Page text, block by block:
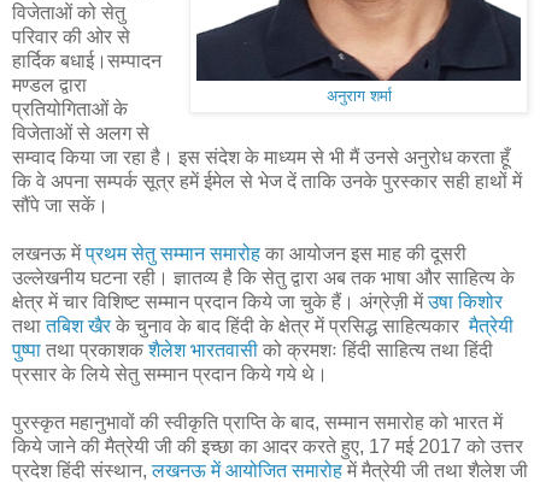
अनुराग शर्मा
विजेताओं को सेतु
परिवार की ओर से
हार्दिक बधाई।सम्पादन
मण्डल द्वारा
प्रतियोगिताओं के
विजेताओं से अलग से
सम्वाद किया जा रहा है। इस संदेश के माध्यम से भी मैं उनसे अनुरोध करता हूँ
कि वे अपना सम्पर्क सूत्र हमें ईमेल से भेज दें ताकि उनके पुरस्कार सही हाथों में
सौंपे जा सकें।
लखनऊ मेंप्रथम सेतु सम्मान समारोह का आयोजन इस माह की दूसरी
उल्लेखनीय घटना रही। ज्ञातव्य है कि सेतु द्वारा अब तक भाषा और साहित्य के
क्षेत्र में चार विशिष्ट सम्मान प्रदान किये जा चुके हैं। अंग्रेज़ी मेंउषा किशोर
तथातबिश खैर के चुनाव के बाद हिंदी के क्षेत्र में प्रसिद्ध साहित्यकार मैत्रेयी
पुष्पा तथा प्रकाशकशैलेश भारतवासी को क्रमशः हिंदी साहित्य तथा हिंदी
प्रसार के लिये सेतु सम्मान प्रदान किये गये थे।
पुरस्कृत महानुभावों की स्वीकृति प्राप्ति के बाद, सम्मान समारोह को भारत में
किये जाने की मैत्रेयी जी की इच्छा का आदर करते हुए, 17 मई 2017 को उत्तर
प्रदेश हिंदी संस्थान,लखनऊ में आयोजित समारोह में मैत्रेयी जी तथा शैलेश जी